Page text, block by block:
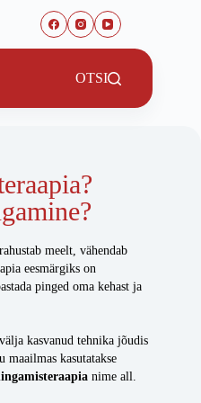
OTSI
meelt, vähendab
eesmärgiks on
pinged oma kehast ja
kasvanud tehnika jõudis
maailmas kasutatakse
nime all.